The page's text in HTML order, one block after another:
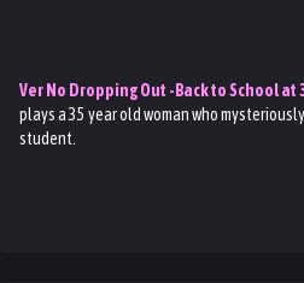
VerNo Dropping Out -Back to School at
plays a 35 year old woman who
student.